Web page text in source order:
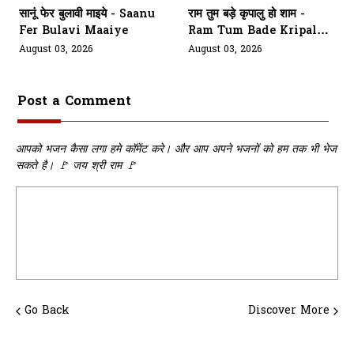
सानूं फेर बुलावी माइये - Saanu
Fer Bulavi Maaiye
August 03, 2026
राम तुम बड़े कृपालु हो शाम -
Ram Tum Bade Kripalu
Ho Shaam
August 03, 2026
Post a Comment
आपको भजन कैसा लगा हमे कॉमेंट करे। और आप अपने भजनों को हम तक भी भेज
सकते है। 🚩 जय श्री राम 🚩
Go Back Discover More